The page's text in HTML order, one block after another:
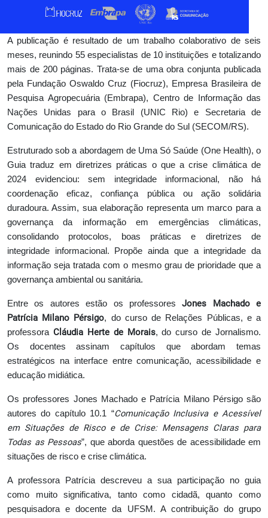
A publicação é resultado de um trabalho colaborativo de seis
meses, reunindo 55 especialistas de 10 instituições e totalizando
mais de 200 páginas. Trata-se de uma obra conjunta publicada
pela Fundação Oswaldo Cruz (Fiocruz), Empresa Brasileira de
Pesquisa Agropecuária (Embrapa), Centro de Informação das
Nações Unidas para o Brasil (UNIC Rio) e Secretaria de
Comunicação do Estado do Rio Grande do Sul (SECOM/RS).
Estruturado sob a abordagem de Uma Só Saúde (One Health), o
Guia traduz em diretrizes práticas o que a crise climática de
2024 evidenciou: sem integridade informacional, não há
coordenação eficaz, confiança pública ou ação solidária
duradoura. Assim, sua elaboração representa um marco para a
governança da informação em emergências climáticas,
consolidando protocolos, boas práticas e diretrizes de
integridade informacional. Propõe ainda que a integridade da
informação seja tratada com o mesmo grau de prioridade que a
governança ambiental ou sanitária.
Entre os autores estão os professoresJones Machado e
Patrícia Milano Pérsigo, do curso de Relações Públicas, e a
professora Cláudia Herte de Morais, do curso de Jornalismo.
Os docentes assinam capítulos que abordam temas
estratégicos na interface entre comunicação, acessibilidade e
educação midiática.
Os professores Jones Machado e Patrícia Milano Pérsigo são
autores do capítulo 10.1 “Comunicação Inclusiva e Acessível
em Situações de Risco e de Crise: Mensagens Claras para
Todas as Pessoas”, que aborda questões de acessibilidade em
situações de risco e crise climática.
A professora Patrícia descreveu a sua participação no guia
como muito significativa, tanto como cidadã, quanto como
pesquisadora e docente da UFSM. A contribuição do grupo